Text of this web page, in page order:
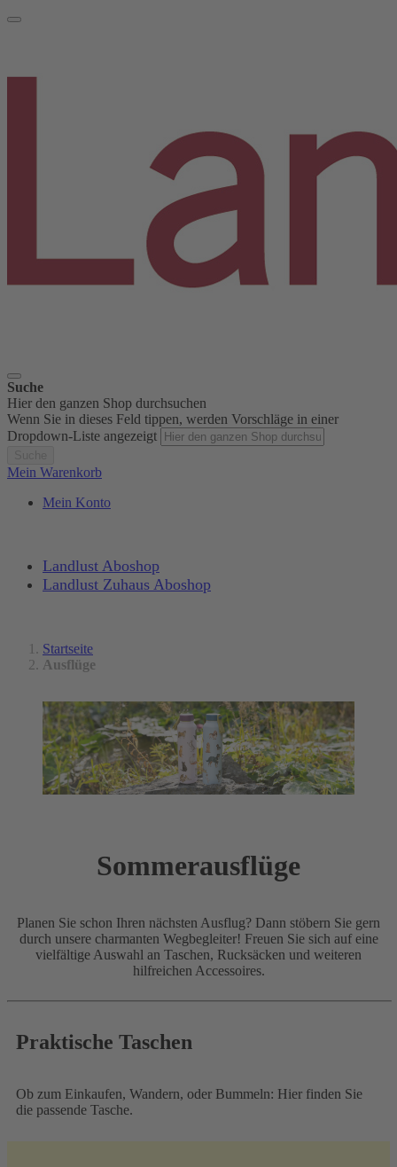
Suche
Hier den ganzen Shop durchsuchen
Wenn Sie in dieses Feld tippen, werden Vorschläge in einer
Dropdown-Liste angezeigt
Mein Warenkorb
Mein Konto
Landlust Aboshop
Landlust Zuhaus Aboshop
Startseite
Ausflüge
Sommerausflüge
Planen Sie schon Ihren nächsten Ausflug? Dann stöbern Sie gern
durch unsere charmanten Wegbegleiter! Freuen Sie sich auf eine
vielfältige Auswahl an Taschen, Rucksäcken und weiteren
hilfreichen Accessoires.
Praktische Taschen
Ob zum Einkaufen, Wandern, oder Bummeln: Hier finden Sie
die passende Tasche.